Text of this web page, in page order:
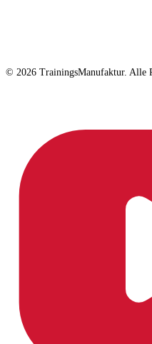
© 2026 TrainingsManufaktur. Alle